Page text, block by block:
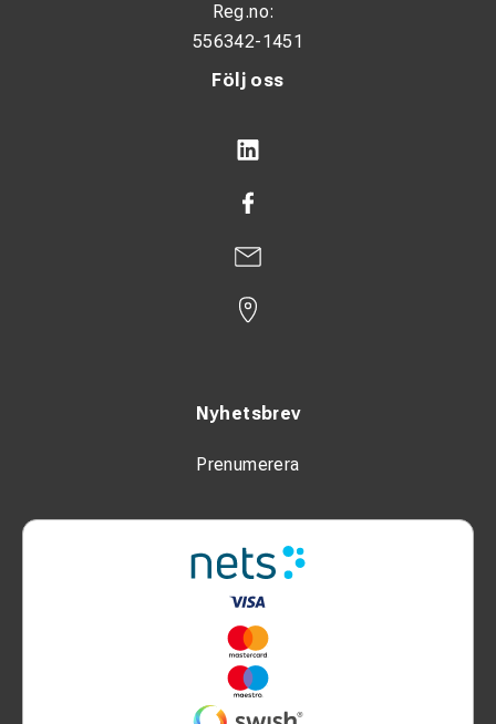
Följ oss
Nyhetsbrev
Prenumerera
Reg.no:
556342-1451